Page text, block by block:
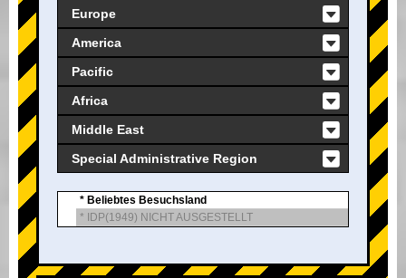
Europe
America
Pacific
Africa
Middle East
Special Administrative Region
* Beliebtes Besuchsland
* IDP(1949) NICHT AUSGESTELLT